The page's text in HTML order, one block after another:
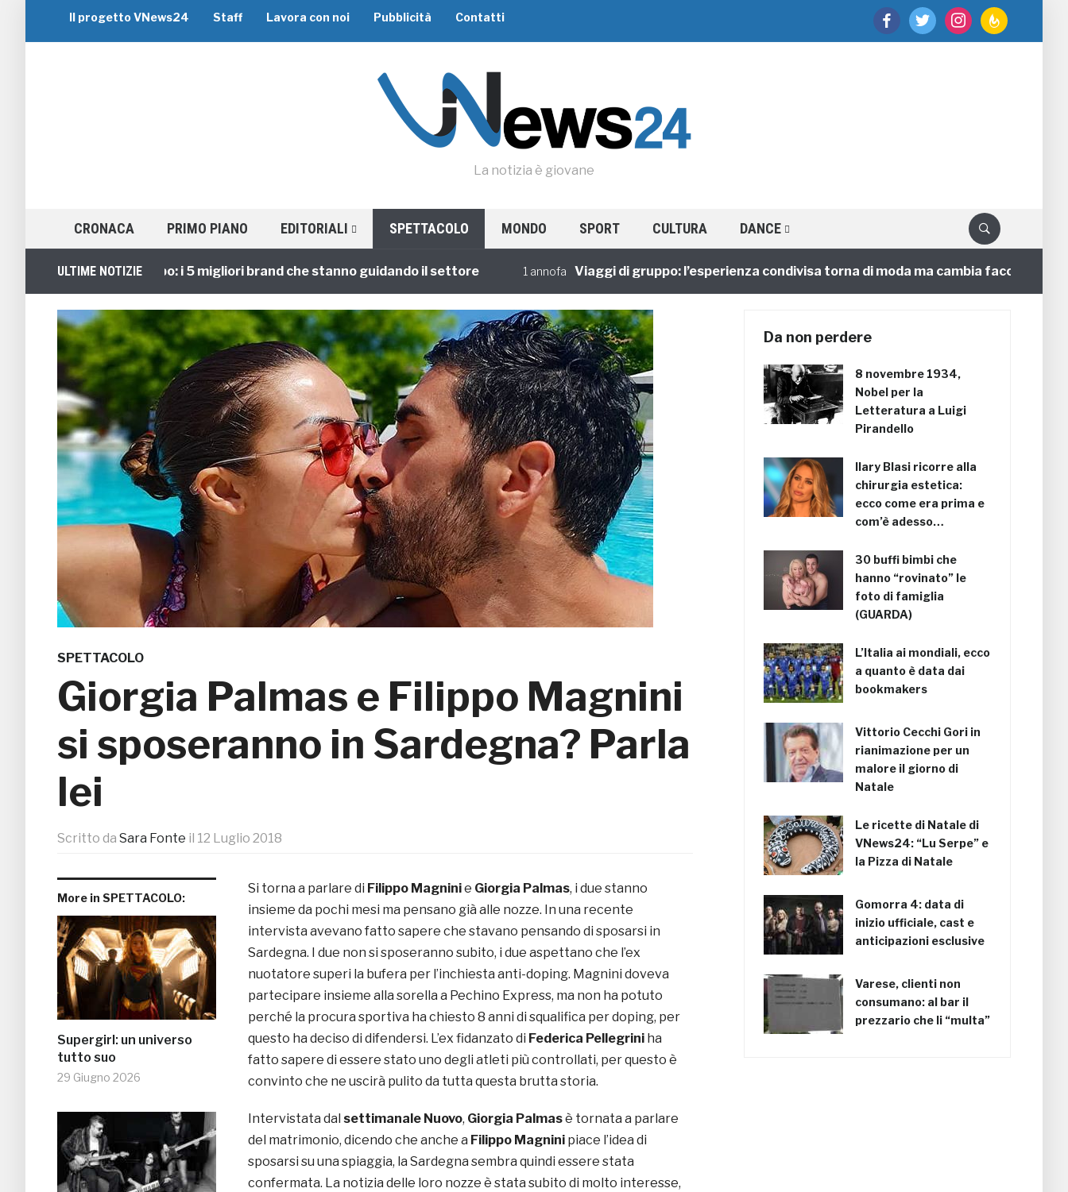
facebooktwitter instagramfeedburner
Il progetto VNews24 Staff Lavora con noi Pubblicità Contatti
La notizia è giovane
CRONACA PRIMO PIANO EDITORIALI SPETTACOLO MONDO SPORT CULTURA DANCE
ULTIME NOTIZIE
Viaggi di Gruppo: i 5 migliori brand che stanno guidando il settore 1 annofa Viaggi di gruppo: l’esperienza condivisa torna di moda ma cambia faccia
SPETTACOLO
Giorgia Palmas e Filippo Magnini
si sposeranno in Sardegna? Parla
lei
Scritto da Sara Fonte il 12 Luglio 2018
More in SPETTACOLO:
Supergirl: un universo
tutto suo
29 Giugno 2026
Si torna a parlare di Filippo Magninie Giorgia Palmas, i due stanno
insieme da pochi mesi ma pensano già alle nozze. In una recente
intervista avevano fatto sapere che stavano pensando di sposarsi in
Sardegna. I due non si sposeranno subito, i due aspettano che l’ex
nuotatore superi la bufera per l’inchiesta anti-doping. Magnini doveva
partecipare insieme alla sorella a Pechino Express, ma non ha potuto
perché la procura sportiva ha chiesto 8 anni di squalifica per doping, per
questo ha deciso di difendersi. L’ex fidanzato di Federica Pellegrini ha
fatto sapere di essere stato uno degli atleti più controllati, per questo è
convinto che ne uscirà pulito da tutta questa brutta storia.
Intervistata dal settimanale Nuovo, Giorgia Palmasè tornata a parlare
del matrimonio, dicendo che anche a Filippo Magnini piace l’idea di
sposarsi su una spiaggia, la Sardegna sembra quindi essere stata
confermata. La notizia delle loro nozze è stata subito di molto interesse,
Da non perdere
8 novembre 1934,
Nobel per la
Letteratura a Luigi
Pirandello
Ilary Blasi ricorre alla
chirurgia estetica:
ecco come era prima e
com’è adesso…
30 buffi bimbi che
hanno “rovinato” le
foto di famiglia
(GUARDA)
L’Italia ai mondiali, ecco
a quanto è data dai
bookmakers
Vittorio Cecchi Gori in
rianimazione per un
malore il giorno di
Natale
Le ricette di Natale di
VNews24: “Lu Serpe” e
la Pizza di Natale
Gomorra 4: data di
inizio ufficiale, cast e
anticipazioni esclusive
Varese, clienti non
consumano: al bar il
prezzario che li “multa”